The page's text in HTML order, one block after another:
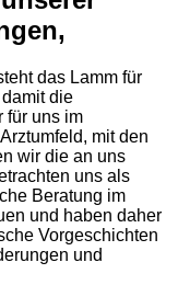
das Lamm für
die
für uns im
mit den
wir die an uns
uns als
Beratung im
und haben daher
Vorgeschichten
und